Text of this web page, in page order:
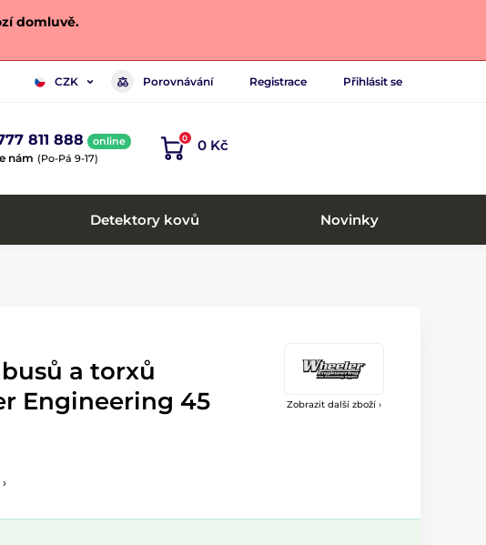
domluvě.
CZK Porovnávání Registrace Přihlásit se
811 888 online
nám (Po-Pá 9-17)
0 0 Kč
Detektory kovů Novinky
Zobrazit další zboží ›
a torxů
Engineering 45